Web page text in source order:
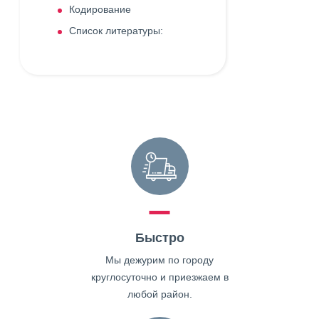
Кодирование
Список литературы:
Быстро
Мы дежурим по городу
круглосуточно и приезжаем в
любой район.